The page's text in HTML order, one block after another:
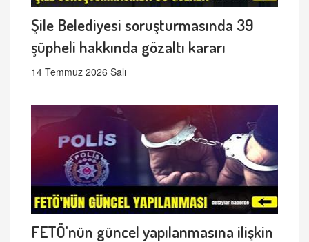
Şile Belediyesi soruşturmasında 39
şüpheli hakkında gözaltı kararı
14 Temmuz 2026 Salı
FETÖ'nün güncel yapılanmasına ilişkin